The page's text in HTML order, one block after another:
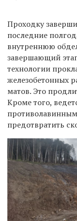
Проходку
последние
внутреннюю
завершающий
технологии
железобетонных
матов. Это
Кроме того,
предотвратить